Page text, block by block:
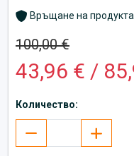
Връщане на
100,00 €
43,96 € /
Количество: